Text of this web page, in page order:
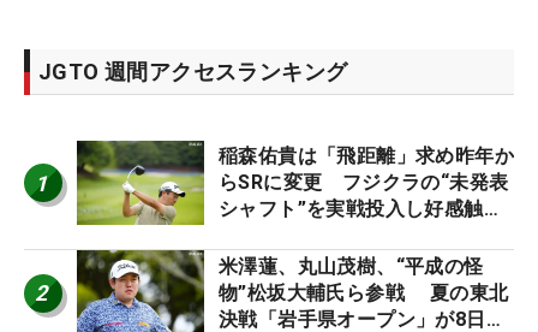
JGTO 週間アクセスランキング
1
稲森佑貴は「飛距離」求め昨年か
らSRに変更 フジクラの“未発表
シャフト”を実戦投入し好感触
ーのヒトネタ！】
2
米澤蓮、丸山茂樹、“平成の怪
物”松坂大輔氏ら参戦 夏の東北
決戦「岩手県オープン」が8日開